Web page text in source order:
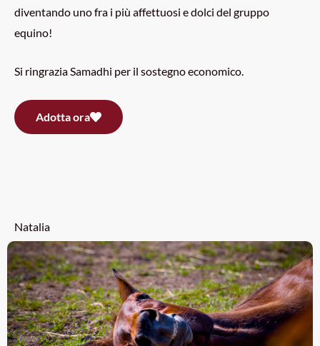
diventando uno fra i più affettuosi e dolci del gruppo
equino!
Si ringrazia Samadhi per il sostegno economico.
Adotta ora
Natalia